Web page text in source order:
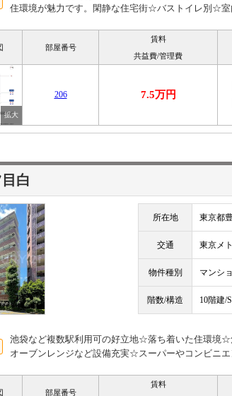
住環境が魅力です。閑静な住宅街☆バストイレ別☆
部屋番号
賃料
共益費/管理費
206 7.5万円
白
所在地 東京都
交通 東京メ
物件種別 マンシ
階数/構造 10階建/
池袋など複数駅利用可の好立地☆落ち着いた住環境
オーブンレンジなど設備充実☆スーパーやコンビニ
部屋番号
賃料